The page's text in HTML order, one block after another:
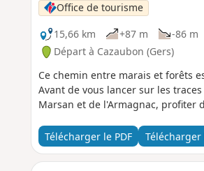
Office de tourisme
15,66 km
+87 m -86 m
Départ à Cazaubon (Gers)
Ce chemin entre marais et forêts
Avant de vous lancer sur les
Marsan et de l'Armagnac, profiter
Télécharger le PDF Télécharger